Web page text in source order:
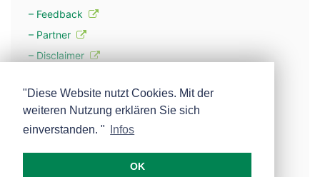
– Feedback
– Partner
– Disclaimer
– Werbung
– Mehr über unsere Experten
"Diese Website nutzt Cookies. Mit der
weiteren Nutzung erklären Sie sich
einverstanden. "
Infos
OK